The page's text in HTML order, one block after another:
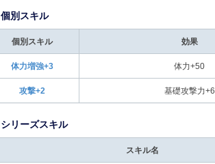
個別スキル
個別スキル 効果
体力増強+3 体力+50
攻撃+2 基礎攻撃力+6
シリーズスキル
スキル名